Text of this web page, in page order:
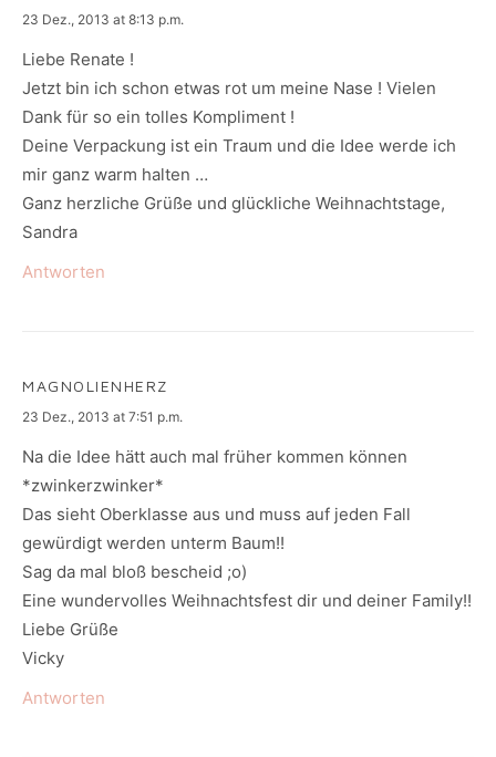
says:
23 Dez., 2013 at 8:13 p.m.
Liebe Renate !
Jetzt bin ich schon etwas rot um meine Nase ! Vielen
Dank für so ein tolles Kompliment !
Deine Verpackung ist ein Traum und die Idee werde ich
mir ganz warm halten …
Ganz herzliche Grüße und glückliche Weihnachtstage,
Sandra
Antworten
MAGNOLIENHERZ
says:
23 Dez., 2013 at 7:51 p.m.
Na die Idee hätt auch mal früher kommen können
*zwinkerzwinker*
Das sieht Oberklasse aus und muss auf jeden Fall
gewürdigt werden unterm Baum!!
Sag da mal bloß bescheid ;o)
Eine wundervolles Weihnachtsfest dir und deiner Family!!
Liebe Grüße
Vicky
Antworten